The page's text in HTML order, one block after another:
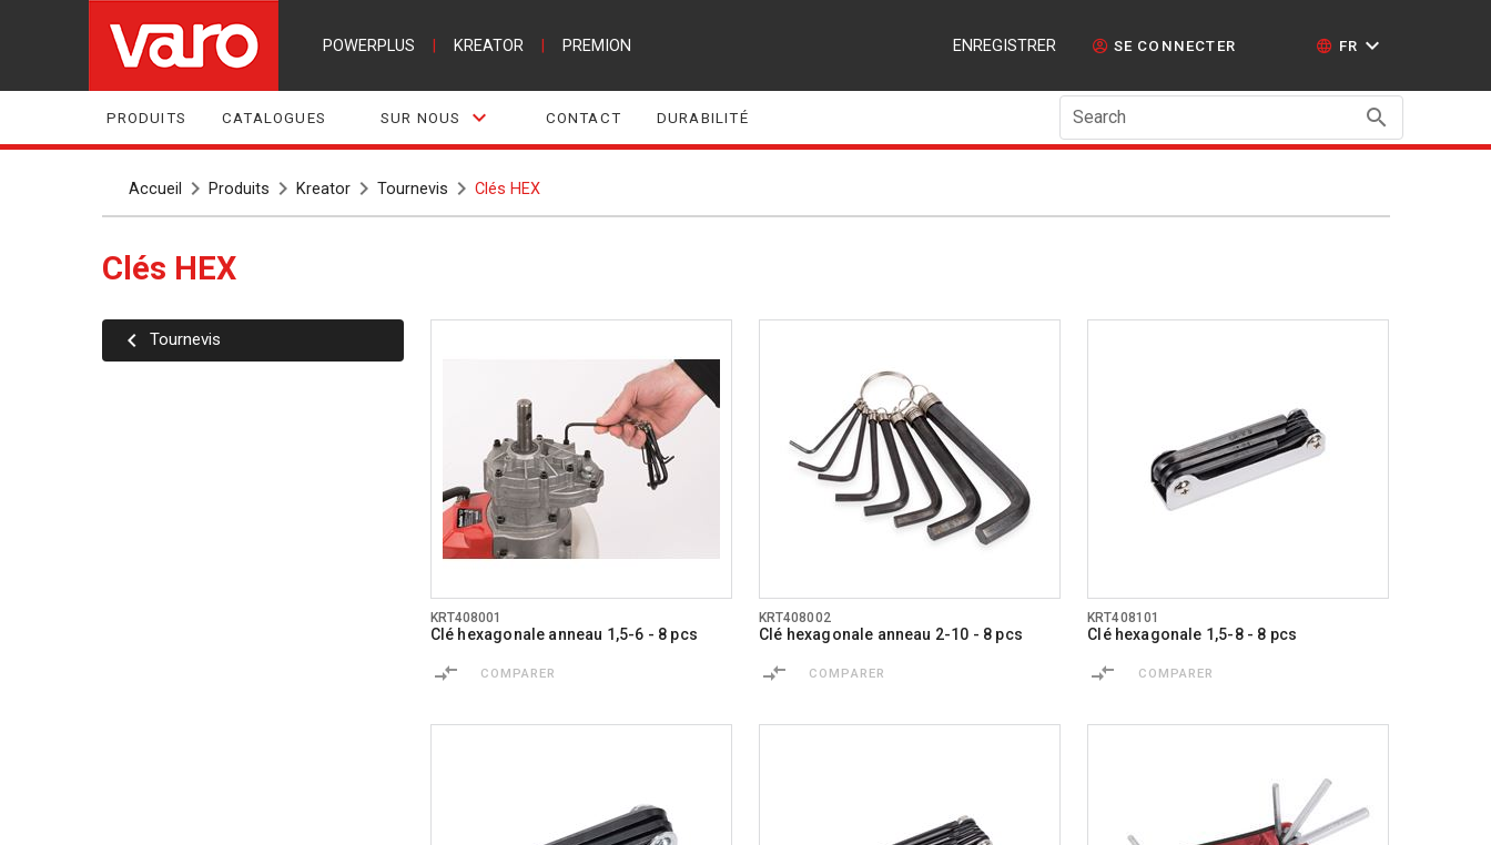
POWERPLUS KREATOR PREMION ENREGISTRER SE CONNECTER FR
PRODUITS CATALOGUES SUR NOUS CONTACT DURABILITÉ Search
Accueil Produits Kreator Tournevis Clés HEX
Clés HEX
Tournevis
KRT408001
Clé hexagonale anneau 1,5-6 - 8 pcs
COMPARER
KRT408002
Clé hexagonale anneau 2-10 - 8 pcs
COMPARER
KRT408101
Clé hexagonale 1,5-8 - 8 pcs
COMPARER